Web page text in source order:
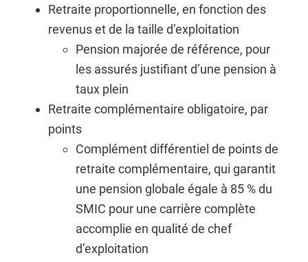
Retraite proportionnelle, en fonction des
revenus et de la taille d’exploitation
Pension majorée de référence, pour
les assurés justifiant d’une pension à
taux plein
Retraite complémentaire obligatoire, par
points
Complément différentiel de points de
retraite complémentaire, qui garantit
une pension globale égale à 85 % du
SMIC pour une carrière complète
accomplie en qualité de chef
d’exploitation